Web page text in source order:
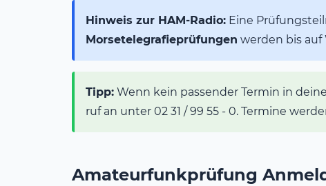
Hinweis zur HAM-Radio: Eine
Morsetelegrafieprüfungen werden bis
Tipp: Wenn kein passender Termin in
ruf an unter 02 31 / 99 55 - 0. Termine
Amateurfunkprüfung